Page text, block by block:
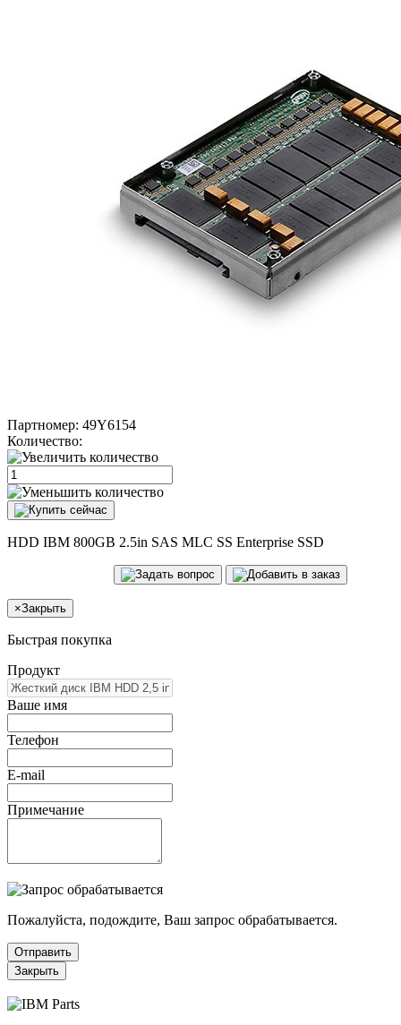
Партномер: 49Y6154
Количество:
HDD IBM 800GB 2.5in SAS MLC SS Enterprise SSD
×Закрыть
Быстрая покупка
Продукт
Ваше имя
Телефон
E-mail
Примечание
Пожалуйста, подождите, Ваш запрос обрабатывается.
Отправить
Закрыть